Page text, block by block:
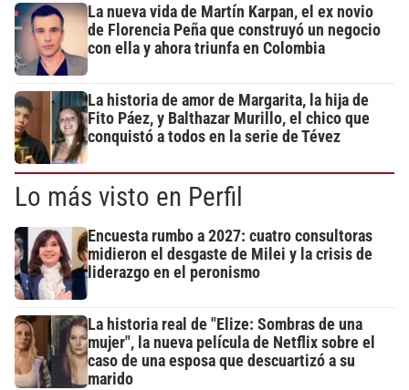
La nueva vida de Martín Karpan, el ex novio
de Florencia Peña que construyó un negocio
con ella y ahora triunfa en Colombia
La historia de amor de Margarita, la hija de
Fito Páez, y Balthazar Murillo, el chico que
conquistó a todos en la serie de Tévez
Lo más visto en Perfil
Encuesta rumbo a 2027: cuatro consultoras
midieron el desgaste de Milei y la crisis de
liderazgo en el peronismo
La historia real de "Elize: Sombras de una
mujer", la nueva película de Netflix sobre el
caso de una esposa que descuartizó a su
marido